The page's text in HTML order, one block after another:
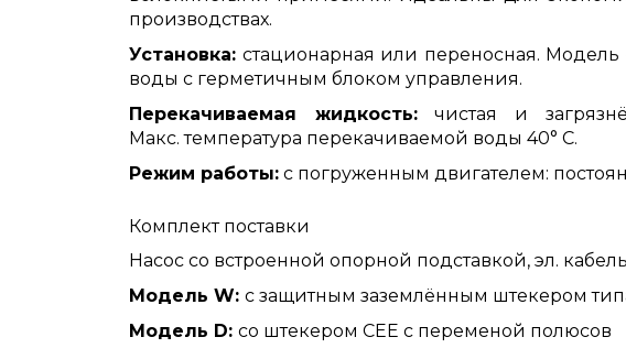
производствах.
Установка: стационарная или переносная.
воды с герметичным блоком управления.
Перекачиваемая жидкость:чистая и
Макс. температура перекачиваемой воды 40° C.
Режим работы: с погруженным двигателем:
Комплект поставки
Насос со встроенной опорной подставкой, эл.
Модель W: с защитным заземлённым штекером
Модель D: со штекером CEE с переменой полюсов